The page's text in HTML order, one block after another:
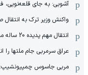
آشوبی: به جای قلعه‌نویی،
واکنش وزیر ترک به
انتقال مهم پدیده 20 ساله منتفی شد (عکس)
عراق سرمربی جام ملتها را
مربی جاسوس چمپیونشیپ: